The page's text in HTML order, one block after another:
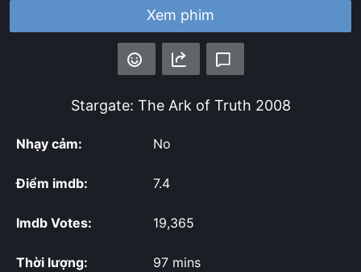
Xem phim
Stargate: The Ark of Truth 2008
Nhạy cảm: No
Điểm imdb: 7.4
Imdb Votes: 19,365
Thời lượng: 97 mins